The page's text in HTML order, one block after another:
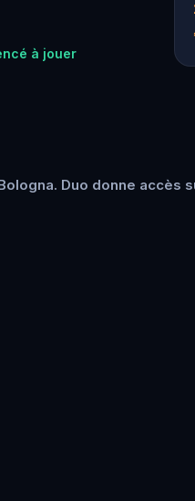
à jouer
Duo donne accès